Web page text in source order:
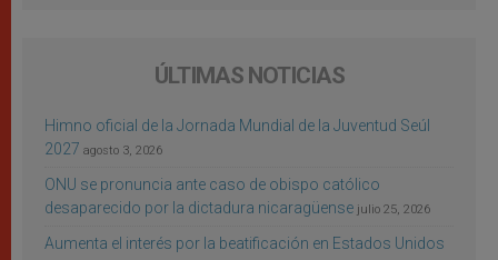
ÚLTIMAS NOTICIAS
Himno oficial de la Jornada Mundial de la Juventud Seúl
2027 agosto 3, 2026
ONU se pronuncia ante caso de obispo católico
desaparecido por la dictadura nicaragüense julio 25, 2026
Aumenta el interés por la beatificación en Estados Unidos